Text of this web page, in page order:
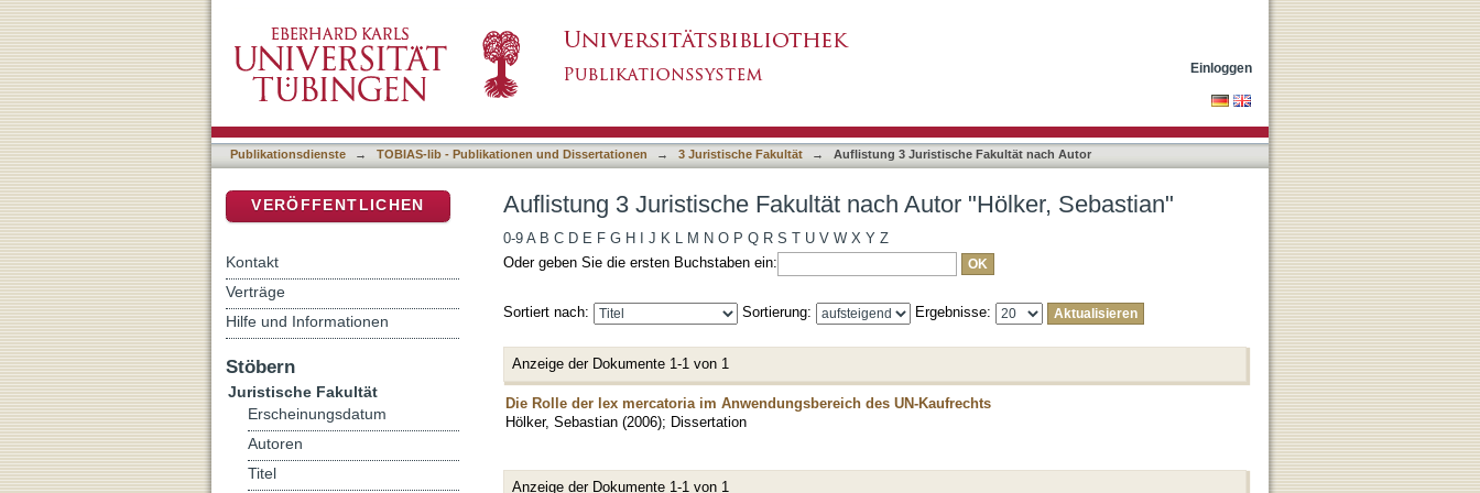
Einloggen
Publikationsdienste → TOBIAS-lib - Publikationen und Dissertationen → 3 Juristische Fakultät → Auflistung 3 Juristische Fakultät nach Autor
Auflistung 3 Juristische Fakultät nach Autor "Hölker, Sebastian"
0-9 A B C D E F G H J K L M N O P Q R S T U V W X Y Z
Oder geben Sie die ersten Buchstaben ein:
Sortiert nach: Sortierung: Ergebnisse:
Anzeige der Dokumente 1-1 von 1
Die Rolle der lex mercatoria im Anwendungsbereich des UN-Kaufrechts
Hölker, Sebastian (2006); Dissertation
Anzeige der Dokumente 1-1 von 1
VERÖFFENTLICHEN
Kontakt
Verträge
Hilfe und Informationen
Stöbern
Juristische Fakultät
Erscheinungsdatum
Autoren
Titel